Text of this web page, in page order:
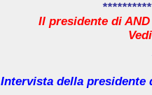
Il presidente di AND
Intervista della presidente